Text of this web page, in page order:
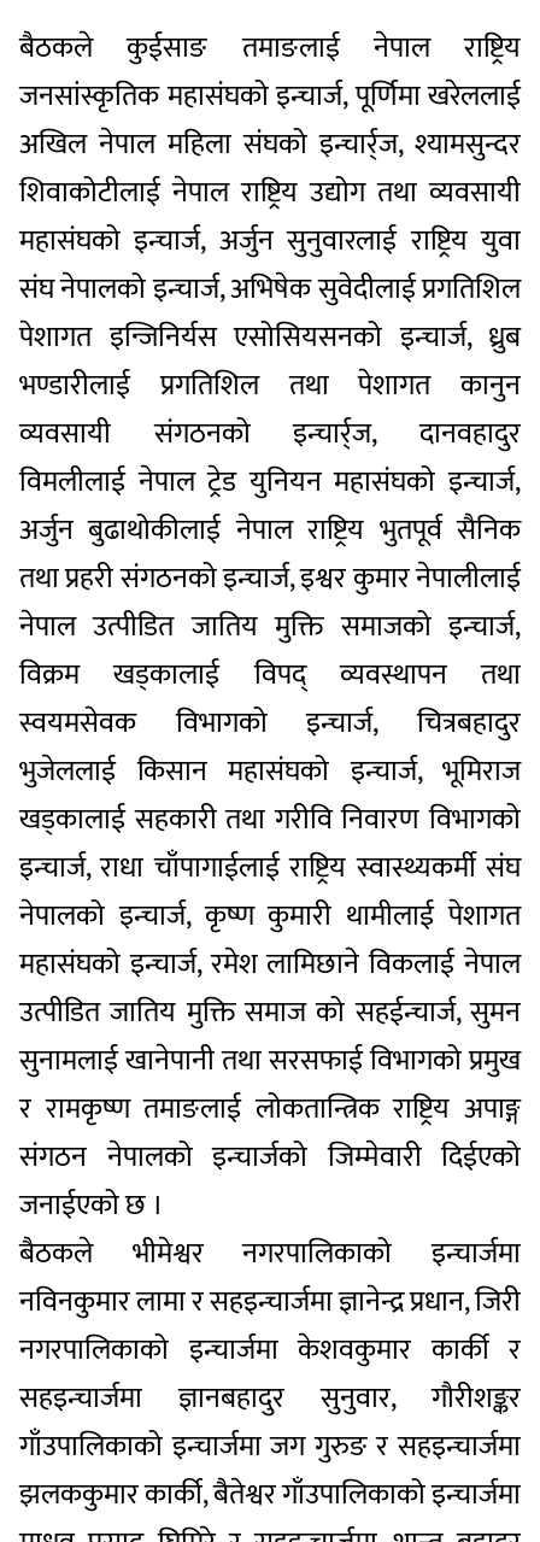
बैठकले कुईसाङ तमाङलाई नेपाल राष्ट्रिय
जनसांस्कृतिक महासंघको इन्चार्ज, पूर्णिमा खरेललाई
अखिल नेपाल महिला संघको इन्चार्र्ज, श्यामसुन्दर
शिवाकोटीलाई नेपाल राष्ट्रिय उद्योग तथा व्यवसायी
महासंघको इन्चार्ज, अर्जुन सुनुवारलाई राष्ट्रिय युवा
संघ नेपालको इन्चार्ज, अभिषेक सुवेदीलाई प्रगतिशिल
पेशागत इन्जिनिर्यस एसोसियसनको इन्चार्ज, ध्रुब
भण्डारीलाई प्रगतिशिल तथा पेशागत कानुन
व्यवसायी संगठनको इन्चार्र्ज, दानवहादुर
विमलीलाई नेपाल ट्रेड युनियन महासंघको इन्चार्ज,
अर्जुन बुढाथोकीलाई नेपाल राष्ट्रिय भुतपूर्व सैनिक
तथा प्रहरी संगठनको इन्चार्ज, इश्वर कुमार नेपालीलाई
नेपाल उत्पीडित जातिय मुक्ति समाजको इन्चार्ज,
विक्रम खड्कालाई विपद् व्यवस्थापन तथा
स्वयमसेवक विभागको इन्चार्ज, चित्रबहादुर
भुजेललाई किसान महासंघको इन्चार्ज, भूमिराज
खड्कालाई सहकारी तथा गरीवि निवारण विभागको
इन्चार्ज, राधा चाँपागाईलाई राष्ट्रिय स्वास्थ्यकर्मी संघ
नेपालको इन्चार्ज, कृष्ण कुमारी थामीलाई पेशागत
महासंघको इन्चार्ज, रमेश लामिछाने विकलाई नेपाल
उत्पीडित जातिय मुक्ति समाज को सहईन्चार्ज, सुमन
सुनामलाई खानेपानी तथा सरसफाई विभागको प्रमुख
र रामकृष्ण तमाङलाई लोकतान्त्रिक राष्ट्रिय अपाङ्ग
संगठन नेपालको इन्चार्जको जिम्मेवारी दिईएको
जनाईएको छ ।
बैठकले भीमेश्वर नगरपालिकाको इन्चार्जमा
नविनकुमार लामा र सहइन्चार्जमा ज्ञानेन्द्र प्रधान, जिरी
नगरपालिकाको इन्चार्जमा केशवकुमार कार्की र
सहइन्चार्जमा ज्ञानबहादुर सुनुवार, गौरीशङ्कर
गाँउपालिकाको इन्चार्जमा जग गुरुङ र सहइन्चार्जमा
झलककुमार कार्की, बैतेश्वर गाँउपालिकाको इन्चार्जमा